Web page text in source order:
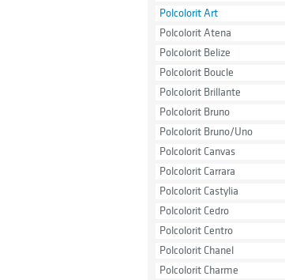
Polcolorit Art
Polcolorit Atena
Polcolorit Belize
Polcolorit Boucle
Polcolorit Brillante
Polcolorit Bruno
Polcolorit Bruno/Uno
Polcolorit Canvas
Polcolorit Carrara
Polcolorit Castylia
Polcolorit Cedro
Polcolorit Centro
Polcolorit Chanel
Polcolorit Charme